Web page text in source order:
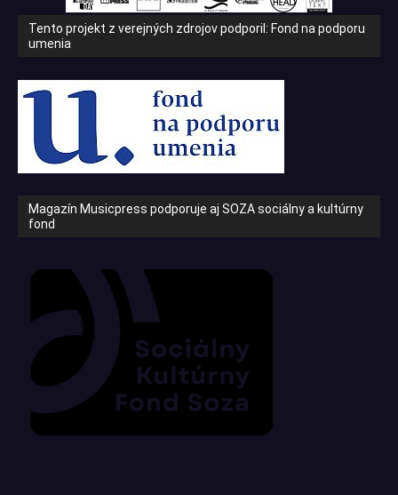
Tento projekt z verejných zdrojov podporil: Fond na podporu
umenia
Magazín Musicpress podporuje aj SOZA sociálny a kultúrny
fond